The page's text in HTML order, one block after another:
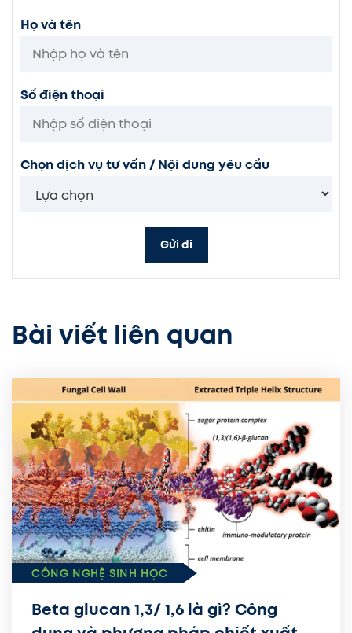
Họ và tên
Số điện thoại
Chọn dịch vụ tư vấn / Nội dung yêu cầu
Gửi đi
Bài viết liên quan
CÔNG NGHỆ SINH HỌC
Beta glucan 1,3/ 1,6 là gì? Công